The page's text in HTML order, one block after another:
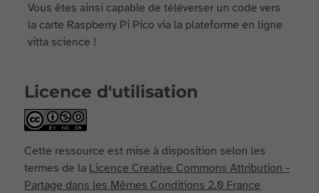
Vous êtes ainsi capable de téléverser un code vers
la carte Raspberry Pi Pico via la plateforme en ligne
vitta science !
Licence d'utilisation
Cette ressource est mise à disposition selon les
termes de la Licence Creative Commons Attribution -
Partage dans les Mêmes Conditions 2.0 France